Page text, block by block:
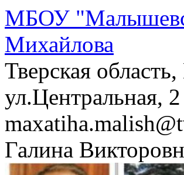
МБОУ
Михайлова
Тверская
ул.Центральная,
Галина